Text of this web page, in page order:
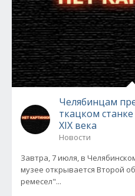
Челябинцам
ткацком
XIX века
Новости
Завтра, 7 июля, в
музее открывается Второй
ремесел"...